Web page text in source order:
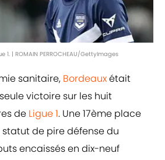
1. | ROMAIN PERROCHEAU/GettyImages
sanitaire, Bordeauxétait
victoire sur les huit
de Ligue 1. Une 17ème place
de pire défense du
encaissés en dix-neuf